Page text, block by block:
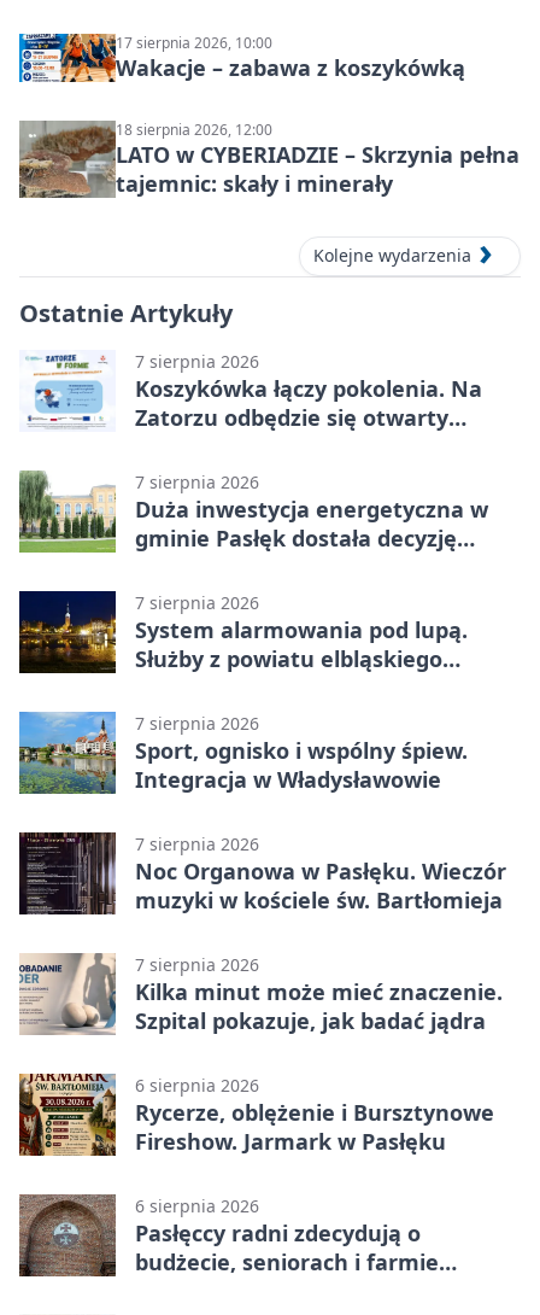
17 sierpnia 2026, 10:00
Wakacje – zabawa z koszykówką
18 sierpnia 2026, 12:00
LATO w CYBERIADZIE – Skrzynia pełna
tajemnic: skały i minerały
Kolejne wydarzenia
Ostatnie Artykuły
7 sierpnia 2026
Koszykówka łączy pokolenia. Na
Zatorzu odbędzie się otwarty
7 sierpnia 2026
Duża inwestycja energetyczna w
gminie Pasłęk dostała decyzję
7 sierpnia 2026
System alarmowania pod lupą.
Służby z powiatu elbląskiego
7 sierpnia 2026
Sport, ognisko i wspólny śpiew.
Integracja w Władysławowie
7 sierpnia 2026
Noc Organowa w Pasłęku. Wieczór
muzyki w kościele św. Bartłomieja
7 sierpnia 2026
Kilka minut może mieć znaczenie.
Szpital pokazuje, jak badać jądra
6 sierpnia 2026
Rycerze, oblężenie i Bursztynowe
Fireshow. Jarmark w Pasłęku
6 sierpnia 2026
Pasłęccy radni zdecydują o
budżecie, seniorach i farmie